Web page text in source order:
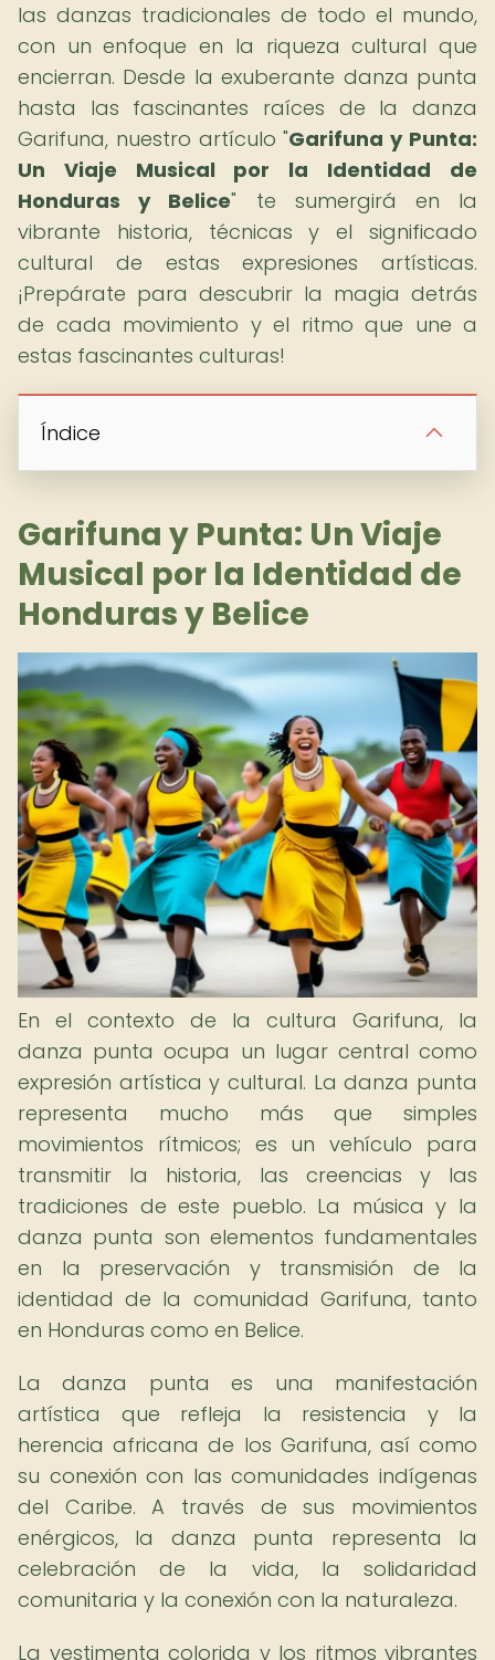
las danzas tradicionales de todo el mundo,
con un enfoque en la riqueza cultural que
encierran. Desde la exuberante danza punta
hasta las fascinantes raíces de la danza
Garifuna, nuestro artículo "Garifuna y Punta:
Un Viaje Musical por la Identidad de
Honduras y Belice" te sumergirá en la
vibrante historia, técnicas y el significado
cultural de estas expresiones artísticas.
¡Prepárate para descubrir la magia detrás
de cada movimiento y el ritmo que une a
estas fascinantes culturas!
Índice
Garifuna y Punta: Un Viaje
Musical por la Identidad de
Honduras y Belice
En el contexto de la cultura Garifuna, la
danza punta ocupa un lugar central como
expresión artística y cultural. La danza punta
representa mucho más que simples
movimientos rítmicos; es un vehículo para
transmitir la historia, las creencias y las
tradiciones de este pueblo. La música y la
danza punta son elementos fundamentales
en la preservación y transmisión de la
identidad de la comunidad Garifuna, tanto
en Honduras como en Belice.
La danza punta es una manifestación
artística que refleja la resistencia y la
herencia africana de los Garifuna, así como
su conexión con las comunidades indígenas
del Caribe. A través de sus movimientos
enérgicos, la danza punta representa la
celebración de la vida, la solidaridad
comunitaria y la conexión con la naturaleza.
La vestimenta colorida y los ritmos vibrantes